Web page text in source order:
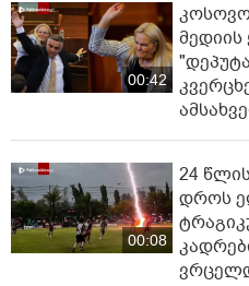
00:42
მედიის
00:08
24
დროს